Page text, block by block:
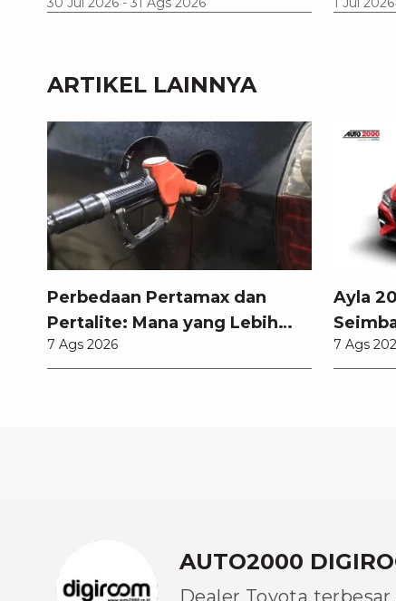
ARTIKEL LAINNYA
Perbedaan Pertamax dan
Pertalite: Mana yang Lebih
Baik untuk Mobil Toyota
Anda?
7 Ags 2026
Ayla
7 Ags
AUTO2000